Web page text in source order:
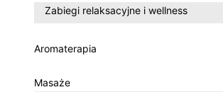
Zabiegi relaksacyjne i wellness
Aromaterapia
Masaże